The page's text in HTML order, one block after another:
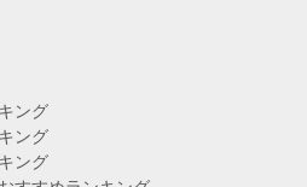
ング
ング
ング